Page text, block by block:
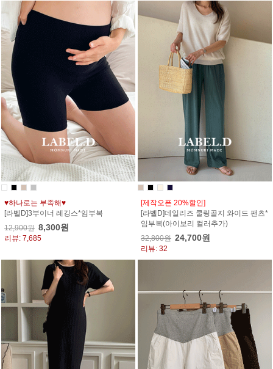
♥하나로는 부족해♥
[라벨D]3부이너 레깅스*임부복
12,900원 8,300원
리뷰: 7,685
[제작오픈 20%할인]
[라벨D]데일리즈 쿨링골지 와이드 팬츠*
임부복(아이보리 컬러추가)
32,800원 24,700원
리뷰: 32